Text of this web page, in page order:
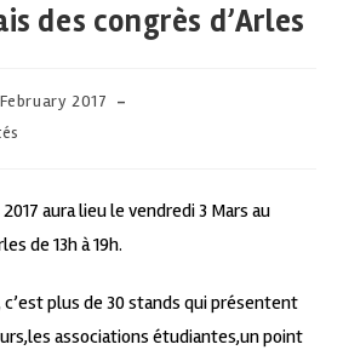
des congrès d’Arles
2017
aura lieu le vendredi 3 Mars au
de 13h à 19h.
c’est plus de 30 stands qui présentent
associations étudiantes,un point